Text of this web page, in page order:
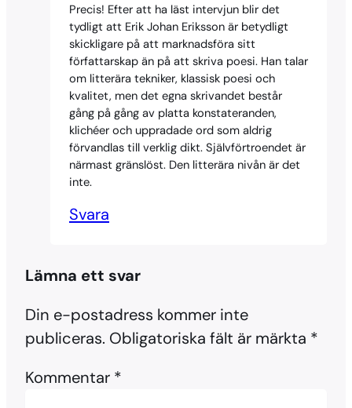
Precis! Efter att ha läst intervjun blir det
tydligt att Erik Johan Eriksson är betydligt
skickligare på att marknadsföra sitt
författarskap än på att skriva poesi. Han talar
om litterära tekniker, klassisk poesi och
kvalitet, men det egna skrivandet består
gång på gång av platta konstateranden,
klichéer och uppradade ord som aldrig
förvandlas till verklig dikt. Självförtroendet är
närmast gränslöst. Den litterära nivån är det
inte.
Svara
Lämna ett svar
Din e-postadress kommer inte
publiceras. Obligatoriska fält är märkta *
Kommentar *